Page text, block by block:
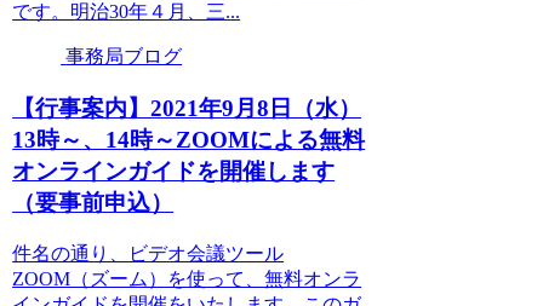
です。明治30年４月、三...
事務局ブログ
【行事案内】2021年9月8日（水）
13時～、14時～ZOOMによる無料
オンラインガイドを開催します
（要事前申込）
件名の通り、ビデオ会議ツール
ZOOM（ズーム）を使って、無料オンラ